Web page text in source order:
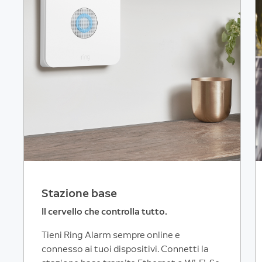
Stazione base
Il cervello che controlla tutto.
Tieni Ring Alarm sempre online e
connesso ai tuoi dispositivi. Connetti la